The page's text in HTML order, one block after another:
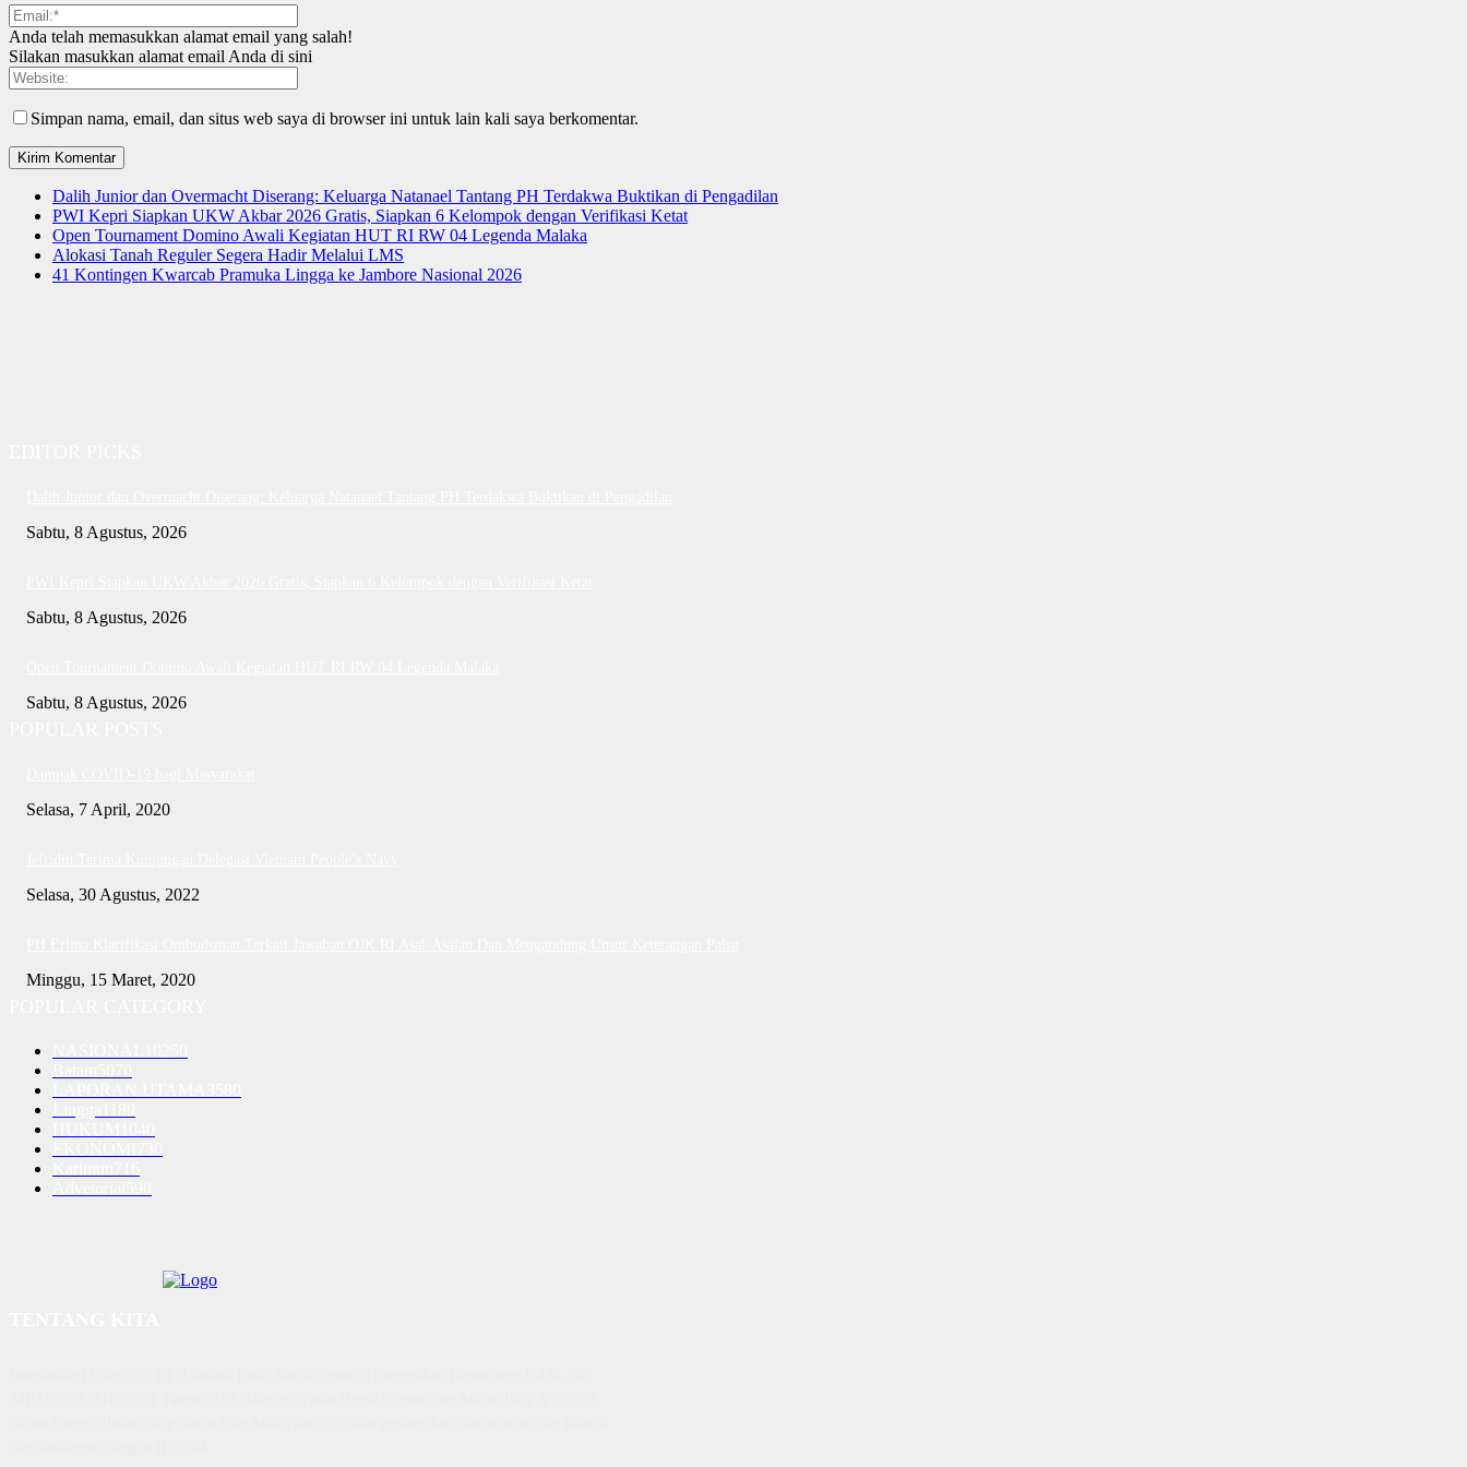
Anda telah memasukkan alamat email yang salah!
Silakan masukkan alamat email Anda di sini
Simpan nama, email, dan situs web saya di browser ini untuk lain kali saya berkomentar.
Dalih Junior dan Overmacht Diserang: Keluarga Natanael Tantang PH Terdakwa Buktikan di Pengadilan
PWI Kepri Siapkan UKW Akbar 2026 Gratis, Siapkan 6 Kelompok dengan Verifikasi Ketat
Open Tournament Domino Awali Kegiatan HUT RI RW 04 Legenda Malaka
Alokasi Tanah Reguler Segera Hadir Melalui LMS
41 Kontingen Kwarcab Pramuka Lingga ke Jambore Nasional 2026
Sabtu, 8 Agustus, 2026
Sabtu, 8 Agustus, 2026
Sabtu, 8 Agustus, 2026
Selasa, 7 April, 2020
Selasa, 30 Agustus, 2022
Minggu, 15 Maret, 2020